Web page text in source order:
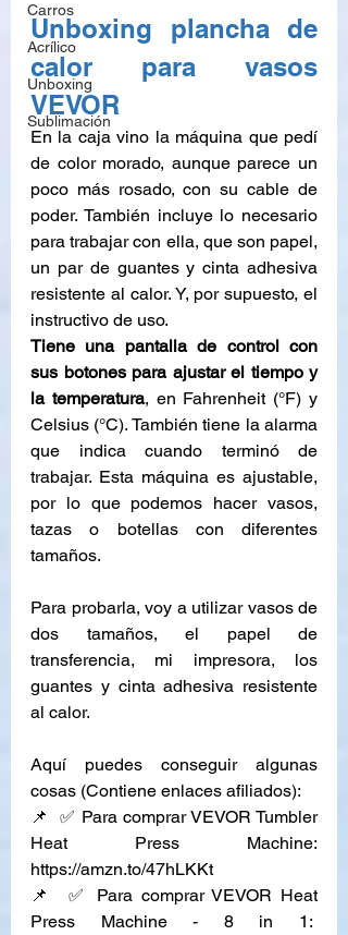
Carros
Acrílico
Unboxing
Sublimación
Unboxing plancha de
calor para vasos
VEVOR
En la caja vino la máquina que pedí
de color morado, aunque parece un
poco más rosado, con su cable de
poder. También incluye lo necesario
para trabajar con ella, que son papel,
un par de guantes y cinta adhesiva
resistente al calor. Y, por supuesto, el
instructivo de uso.
Tiene una pantalla de control con
sus botones para ajustar el tiempo y
la temperatura, en Fahrenheit (°F) y
Celsius (°C). También tiene la alarma
que indica cuando terminó de
trabajar. Esta máquina es ajustable,
por lo que podemos hacer vasos,
tazas o botellas con diferentes
tamaños.
Para probarla, voy a utilizar vasos de
dos tamaños, el papel de
transferencia, mi impresora, los
guantes y cinta adhesiva resistente
al calor.
Aquí puedes conseguir algunas
cosas (Contiene enlaces afiliados):
📌  ✅ Para comprar VEVOR Tumbler
https://amzn.to/47hLKKt
📌  ✅ Para comprar VEVOR Heat